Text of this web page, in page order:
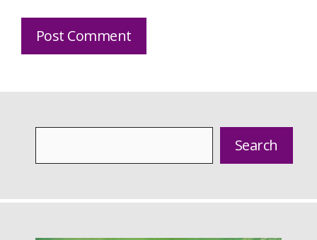
Search